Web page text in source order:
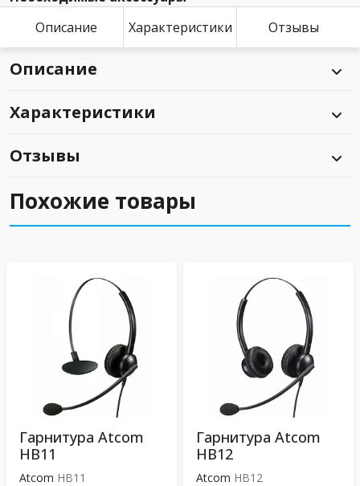
Описание
Характеристики Отзывы
Описание
Характеристики
Отзывы
Похожие товары
Гарнитура Atcom
HB11
Atcom HB11
Гарнитура Atcom
HB12
Atcom HB12